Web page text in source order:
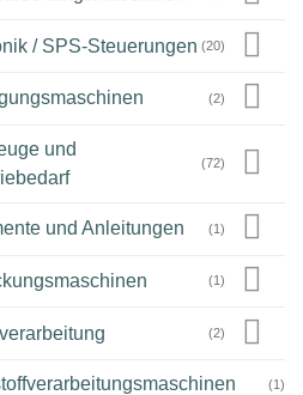
/ SPS-Steuerungen (20)
(2)
und
(72)
und Anleitungen (1)
(1)
(2)
(1)